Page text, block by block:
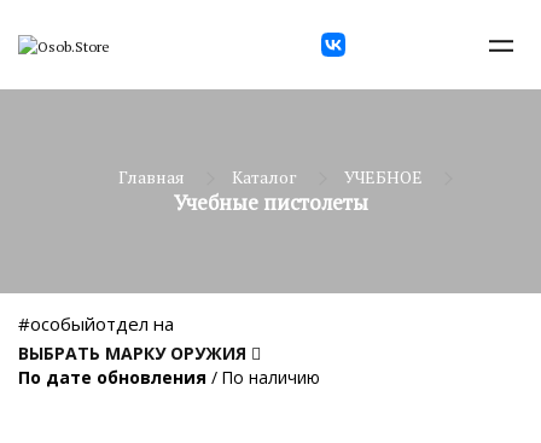
Главная Каталог УЧЕБНОЕ
Учебные пистолеты
#особыйотдел на
ВЫБРАТЬ МАРКУ ОРУЖИЯ
По дате обновления / По наличию